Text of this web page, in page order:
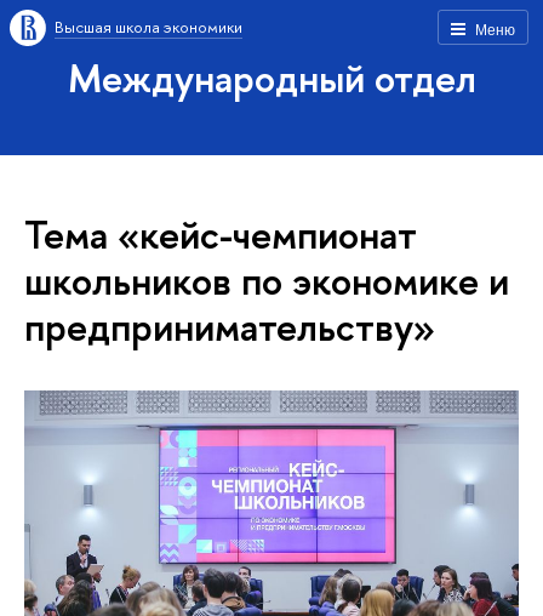
Меню
Высшая школа экономики
Международный отдел
Тема «кейс-чемпионат
школьников по экономике и
предпринимательству»